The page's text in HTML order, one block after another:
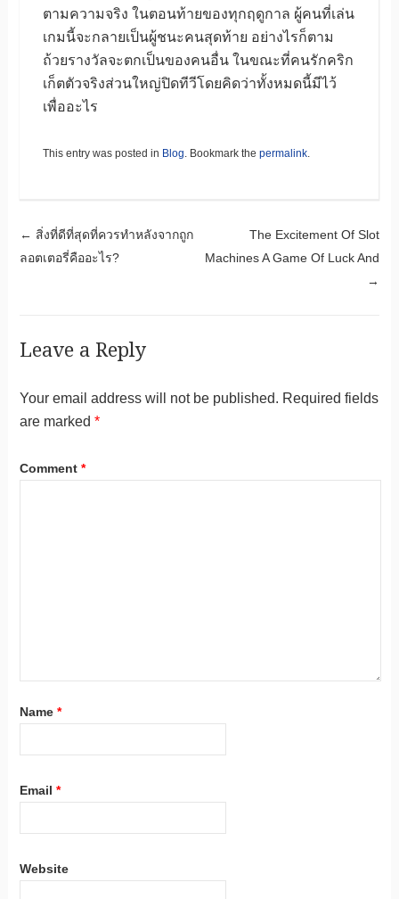
ตามความจริง ในตอนท้ายของทุกฤดูกาล ผู้คนที่เล่น
เกมนี้จะกลายเป็นผู้ชนะคนสุดท้าย อย่างไรก็ตาม
ถ้วยรางวัลจะตกเป็นของคนอื่น ในขณะที่คนรักคริก
เก็ตตัวจริงส่วนใหญ่ปิดทีวีโดยคิดว่าทั้งหมดนี้มีไว้
เพื่ออะไร
This entry was posted in Blog. Bookmark the permalink.
Post navigation
← สิ่งที่ดีที่สุดที่ควรทำหลังจากถูก
ลอตเตอรี่คืออะไร?
The Excitement Of Slot
Machines A Game Of Luck And
→
Leave a Reply
Your email address will not be published. Required fields
are marked *
Comment *
Name *
Email *
Website